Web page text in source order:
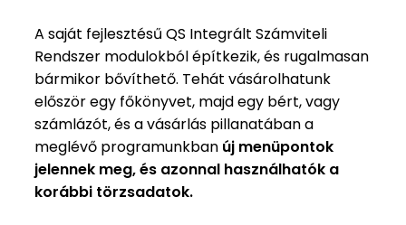
A saját fejlesztésű QS Integrált Számviteli
Rendszer modulokból építkezik, és rugalmasan
bármikor bővíthető. Tehát vásárolhatunk
először egy főkönyvet, majd egy bért, vagy
számlázót, és a vásárlás pillanatában a
meglévő programunkban új menüpontok
jelennek meg, és azonnal használhatók a
korábbi törzsadatok.